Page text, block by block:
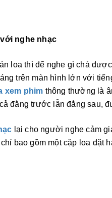
nghe nhạc
loa thì để nghe gì chả
trên màn hình lớn với
xem phim thông thường là
đằng trước lẫn đằng sau,
lại cho người nghe cảm
bao gồm một cặp loa đặt